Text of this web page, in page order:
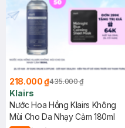
218.000 ₫435.000 ₫
Klairs
Nước Hoa Hồng Klairs Không
Mùi Cho Da Nhạy Cảm 180ml